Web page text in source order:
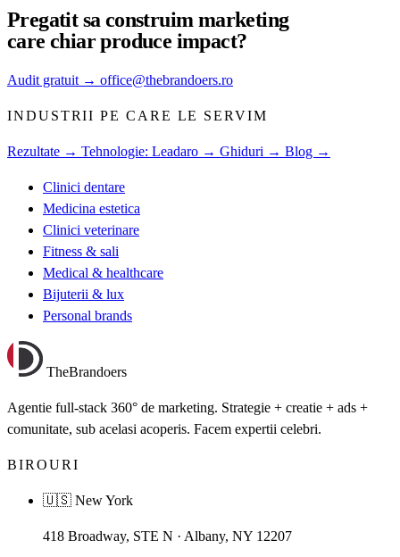
Pregatit sa construim marketing
care chiar produce impact?
Audit gratuit → office@thebrandoers.ro
INDUSTRII PE CARE LE SERVIM
Rezultate → Tehnologie: Leadaro → Ghiduri → Blog →
Clinici dentare
Medicina estetica
Clinici veterinare
Fitness & sali
Medical & healthcare
Bijuterii & lux
Personal brands
TheBrandoers
Agentie full-stack 360° de marketing. Strategie + creatie + ads +
comunitate, sub acelasi acoperis. Facem expertii celebri.
BIROURI
🇺🇸 New York
418 Broadway, STE N · Albany, NY 12207